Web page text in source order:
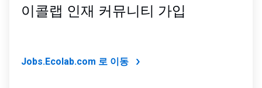
이콜랩 인재 커뮤니티 가입
Jobs.Ecolab.com 로 이동